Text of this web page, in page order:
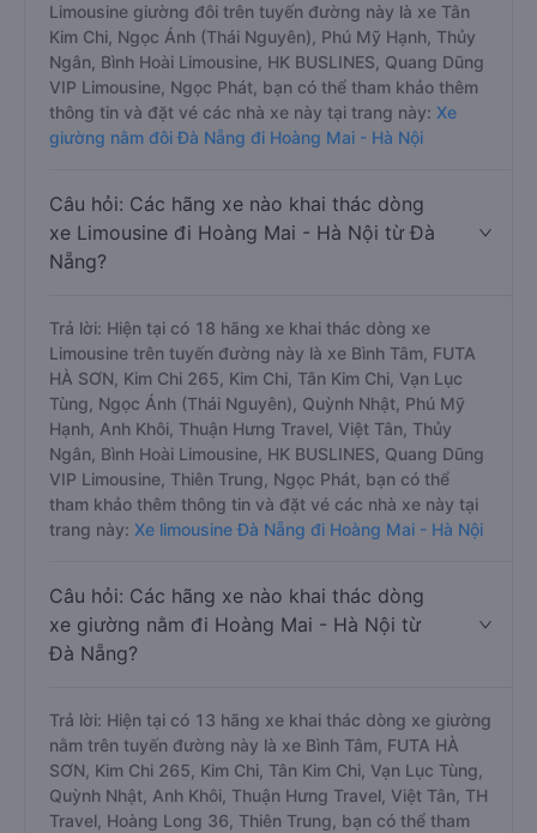
Limousine giường đôi trên tuyến đường này là xe Tân
Kim Chi, Ngọc Ánh (Thái Nguyên), Phú Mỹ Hạnh, Thủy
Ngân, Bình Hoài Limousine, HK BUSLINES, Quang Dũng
VIP Limousine, Ngọc Phát, bạn có thể tham khảo thêm
thông tin và đặt vé các nhà xe này tại trang này: Xe
giường nằm đôi Đà Nẵng đi Hoàng Mai - Hà Nội
Câu hỏi: Các hãng xe nào khai thác dòng
xe Limousine đi Hoàng Mai - Hà Nội từ Đà
Nẵng?
Trả lời: Hiện tại có 18 hãng xe khai thác dòng xe
Limousine trên tuyến đường này là xe Bình Tâm, FUTA
HÀ SƠN, Kim Chi 265, Kim Chi, Tân Kim Chi, Vạn Lục
Tùng, Ngọc Ánh (Thái Nguyên), Quỳnh Nhật, Phú Mỹ
Hạnh, Anh Khôi, Thuận Hưng Travel, Việt Tân, Thủy
Ngân, Bình Hoài Limousine, HK BUSLINES, Quang Dũng
VIP Limousine, Thiên Trung, Ngọc Phát, bạn có thể
tham khảo thêm thông tin và đặt vé các nhà xe này tại
trang này: Xe limousine Đà Nẵng đi Hoàng Mai - Hà Nội
Câu hỏi: Các hãng xe nào khai thác dòng
xe giường nằm đi Hoàng Mai - Hà Nội từ
Đà Nẵng?
Trả lời: Hiện tại có 13 hãng xe khai thác dòng xe giường
nằm trên tuyến đường này là xe Bình Tâm, FUTA HÀ
SƠN, Kim Chi 265, Kim Chi, Tân Kim Chi, Vạn Lục Tùng,
Quỳnh Nhật, Anh Khôi, Thuận Hưng Travel, Việt Tân, TH
Travel, Hoàng Long 36, Thiên Trung, bạn có thể tham